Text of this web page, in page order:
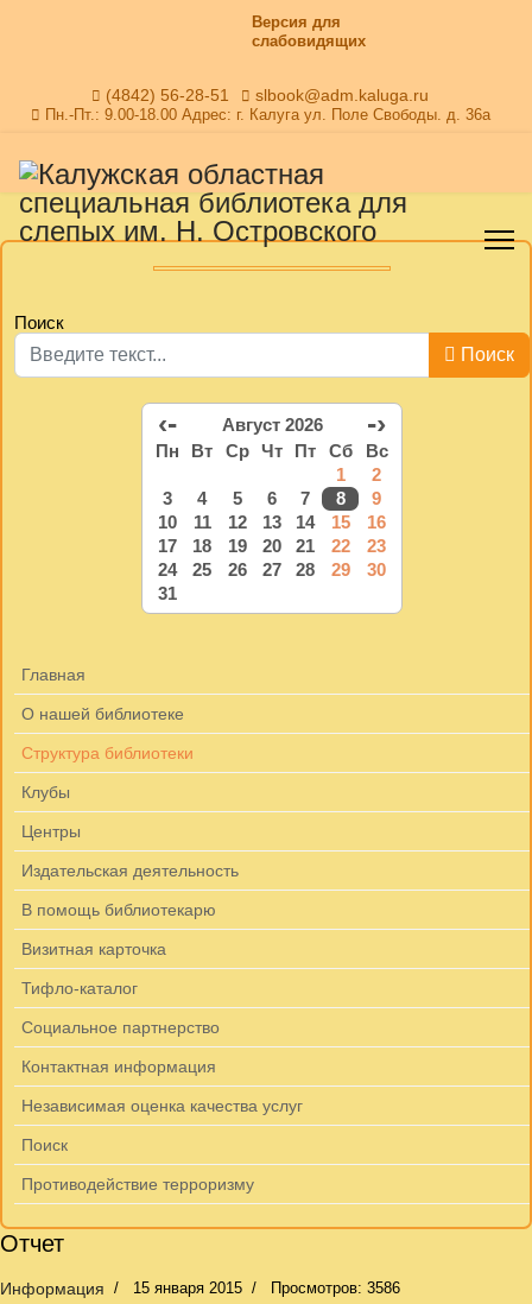
Версия для
слабовидящих
(4842) 56-28-51 slbook@adm.kaluga.ru
Пн.-Пт.: 9.00-18.00 Адрес: г. Калуга ул. Поле Свободы. д. 36а
Поиск
Поиск
‹- Август 2026 -›
Пн Вт Ср Чт Пт Сб
Вс
1
2
3
4 5 6 7 8
9
10
11 12 13 14 15
16
17
18 19 20 21 22
23
24
25 26 27 28 29
30
31
Главная
О нашей библиотеке
Структура библиотеки
Клубы
Центры
Издательская деятельность
В помощь библиотекарю
Визитная карточка
Тифло-каталог
Социальное партнерство
Контактная информация
Независимая оценка качества услуг
Поиск
Противодействие терроризму
Отчет
Информация 15 января 2015 Просмотров: 3586